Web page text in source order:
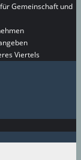
Gemeinschaft und
Viertels